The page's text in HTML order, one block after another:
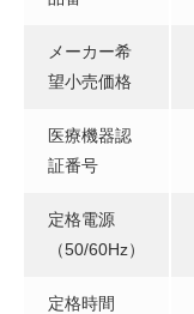
メーカー希
望小売価格
医療機器認
証番号
定格電源
（50/60Hz）
定格時間